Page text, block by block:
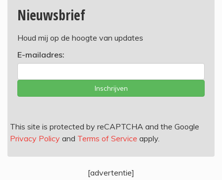
Nieuwsbrief
Houd mij op de hoogte van updates
E-mailadres:
Inschrijven
This site is protected by reCAPTCHA and the Google
Privacy Policy and Terms of Service apply.
[advertentie]